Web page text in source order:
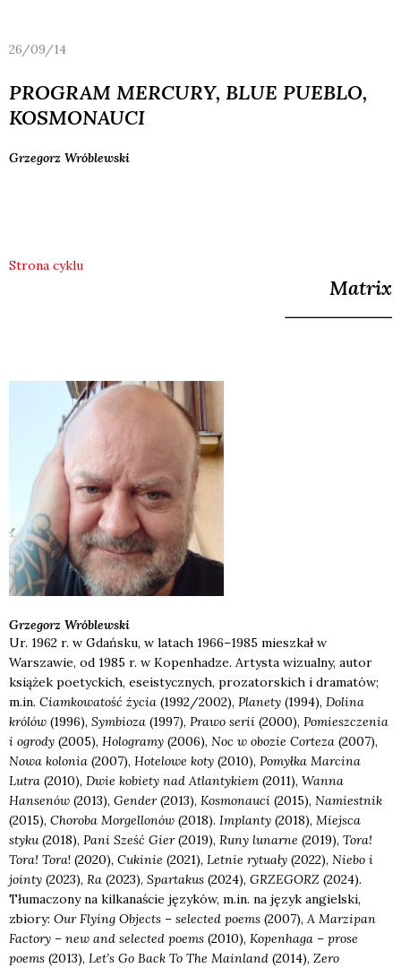
26/09/14
PROGRAM MERCURY, BLUE PUEBLO,
KOSMONAUCI
Grzegorz Wróblewski
Strona cyklu
Matrix
Grzegorz Wróblewski
Ur. 1962 r. w Gdańsku, w latach 1966–1985 mieszkał w
Warszawie, od 1985 r. w Kopenhadze. Artysta wizualny, autor
książek poetyckich, eseistycznych, prozatorskich i dramatów;
m.in. Ciamkowatość życia (1992/2002), Planety (1994), Dolina
królów (1996), Symbioza (1997), Prawo serii (2000), Pomieszczenia
i ogrody (2005), Hologramy (2006), Noc w obozie Corteza (2007),
Nowa kolonia (2007), Hotelowe koty (2010), Pomyłka Marcina
Lutra (2010), Dwie kobiety nad Atlantykiem (2011), Wanna
Hansenów (2013), Gender(2013), Kosmonauci (2015), Namiestnik
(2015), Choroba Morgellonów (2018). Implanty (2018), Miejsca
styku(2018), Pani Sześć Gier(2019), Runy lunarne (2019), Tora!
Tora! Tora! (2020), Cukinie (2021), Letnie rytuały (2022), Niebo i
jointy (2023), Ra (2023), Spartakus (2024), GRZEGORZ (2024).
Tłumaczony na kilkanaście języków, m.in. na język angielski,
zbiory: Our Flying Objects – selected poems (2007), A Marzipan
Factory – new and selected poems (2010), Kopenhaga – prose
poems (2013), Let’s Go Back To The Mainland (2014), Zero